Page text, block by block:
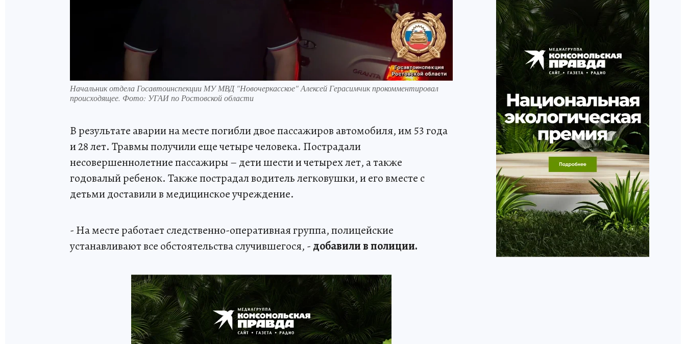
Начальник отдела Госавтоинспекции МУ МВД "Новочеркасское" Алексей Герасимчик прокомментировал
происходящее. Фото: УГАИ по Ростовской области
В результате аварии на месте погибли двое пассажиров автомобиля, им 53 года
и 28 лет. Травмы получили еще четыре человека. Пострадали
несовершеннолетние пассажиры – дети шести и четырех лет, а также
годовалый ребенок. Также пострадал водитель легковушки, и его вместе с
детьми доставили в медицинское учреждение.
- На месте работает следственно-оперативная группа, полицейские
устанавливают все обстоятельства случившегося, - добавили в полиции.